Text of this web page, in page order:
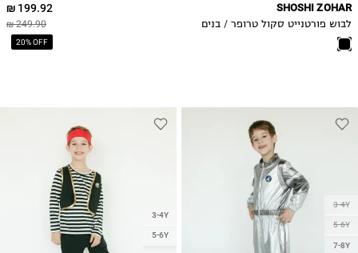
199.92 ₪
249.90 ₪
20% OFF
SHOSHI ZOHAR
לבוש פורטנייט סקול טרופר / בנים
3-4Y
5-6Y
7-8Y
3-4Y
5-6Y